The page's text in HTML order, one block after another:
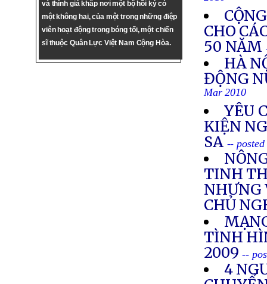
và thính giả khắp nơi một bộ hồi ký có
một không hai, của một trong những điệp
viên hoạt động trong bóng tối, một chiến
sĩ thuộc Quân Lực Việt Nam Cộng Hòa.
CHO
50 NĂM
HÀ
ĐỘNG
Mar 2010
YÊU
KIỆN
SA --
TINH
NHƯNG
CHỦ
TÌNH
2009 --
4